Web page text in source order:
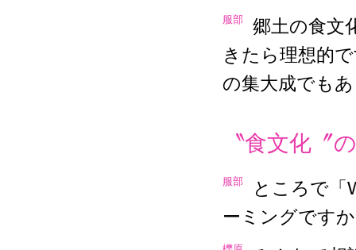
服部
郷土の食文
きたら理想的
の集大成でも
〝食文化〞
服部
ところで「
ーミングです